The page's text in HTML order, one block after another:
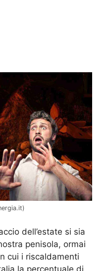
dell’estate si sia
penisola, ormai
cui i riscaldamenti
la percentuale di